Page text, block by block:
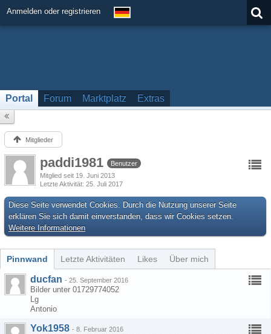
Anmelden oder registrieren
Portal Forum Marktplatz Extras
Mitglieder
paddi1981
Benutzer
Mitglied seit 19. Juni 2013
Letzte Aktivität 25. Juli 2017
Diese Seite verwendet Cookies. Durch die Nutzung unserer Seite
erklären Sie sich damit einverstanden, dass wir Cookies setzen.
Weitere Informationen
Pinnwand Letzte Aktivitäten Likes Über mich
ducfan - 25. September 2016
Bilder unter 01729774052
Lg
Antonio
Yok1958 - 8. Februar 2016